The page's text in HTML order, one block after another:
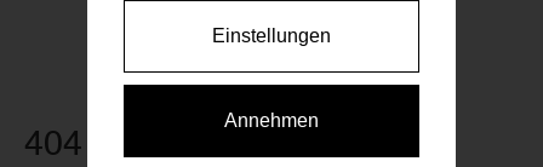
Walcherstraße 5, 1020
404 Seite nicht gefunden
Einstellungen
Annehmen